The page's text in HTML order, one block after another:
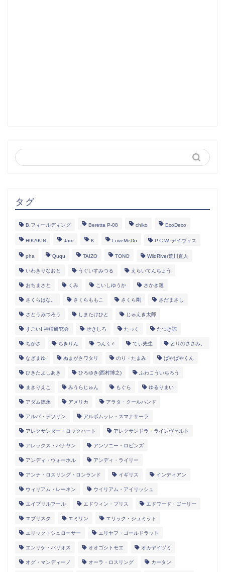
タグ
B.フィールディング Beretta P-08 chiko EcoDeco
HIKAKIN Jam K LoveMeDo P.C.W. デイヴィス
pha Ququ TAIZO TONO WildRiver荒川直人
いわきりなおと うぐいすみつる えらいてんちょう
おちまさと くみ こいしゆうか さかき漣
さくらはな。 さくらももこ さくら剛 さだまさし
さとうみつろう しまたけひと じゅえき太郎
すごい! 神様研究会 せきしろ たっく たつき諒
ちかさ ちきりん つんく♂ てぃ先生 とりのささみ。
なぎまゆ ぬまがさワタリ のり・たまみ ぱやぱやくん
ひきたよしあき ひろゆき(西村博之) ふわこういちろう
まきりえこ みうらじゅん もぐら ゆるりまい
アダム徳永 アメリカ アラタ・クールハンド
アルパ・テソリン アルボムッレ・スマナサーラ
アレクサンダー・ロックハート アレクサンドラ・ラインヴァルト
アレックス・バナヤン アンソニー・ロビンズ
アンディ・ウォーホル アンディ・ライリー
アンナ・ロスリング・ロンランド イギリス インディアン
ウィリアム・レーネン ウイリアム・アイリッシュ
エイプリルフール エドウィン・ブリス エドワード・ゴーリー
エブリスタ エミリン エリック・シュミット
エリック・シュローサー エリヤフ・ゴールドラット
エンリケ・バリオス オオゴシトモエ オカヤイヅミ
オグ・マンディーノ オーラ・ロスリング カータン